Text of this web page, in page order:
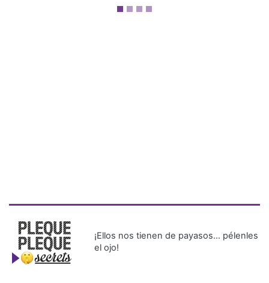
¡Ellos nos tienen de payasos… pélenles
el ojo!